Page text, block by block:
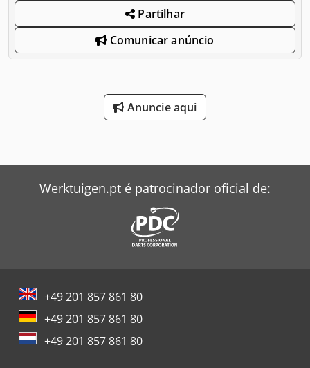
Partilhar
Comunicar anúncio
Anuncie aqui
Werktuigen.pt é patrocinador oficial de:
+49 201 857 861 80
+49 201 857 861 80
+49 201 857 861 80